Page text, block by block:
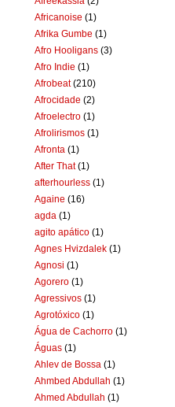
Africanoise (1)
Afrika Gumbe (1)
Afro Hooligans (3)
Afro Indie (1)
Afrobeat (210)
Afrocidade (2)
Afroelectro (1)
Afrolirismos (1)
Afronta (1)
After That (1)
afterhourless (1)
Againe (16)
agda (1)
agito apático (1)
Agnes Hvizdalek (1)
Agnosi (1)
Agorero (1)
Agressivos (1)
Agrotóxico (1)
Água de Cachorro (1)
Águas (1)
Ahlev de Bossa (1)
Ahmbed Abdullah (1)
Ahmed Abdullah (1)